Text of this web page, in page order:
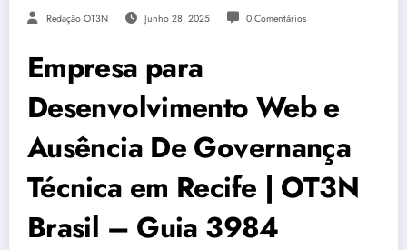
Redação OT3N Junho 28, 2025 0 Comentários
Empresa para
Desenvolvimento Web e
Ausência De Governança
Técnica em Recife | OT3N
Brasil – Guia 3984